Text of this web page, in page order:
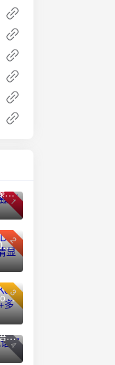
1
《喜人奇妙夜2》4K 60FPS臻彩版：2025年爆笑回归
2
M4 Mac mini一键开启2K HiDPI终极教程：告别模糊，解锁高清显示！
3
酷狗音乐第三方客户端MoeKoe Music使用指南：自动领取VIP+多平台支持
4
《此情可待成追忆》2020俄语经典：豆瓣高分爱情电影